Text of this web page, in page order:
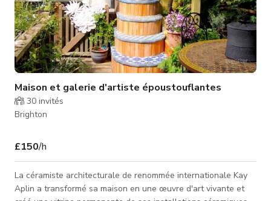
Maison et galerie d'artiste époustouflantes
30 invités
Brighton
£150/h
La céramiste architecturale de renommée internationale Kay
Aplin a transformé sa maison en une œuvre d'art vivante et